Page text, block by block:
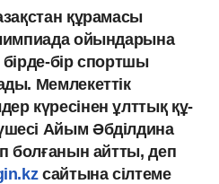
құрамасы
ойындарына
бір спортшы
Мемле­кет­тік
күресінен ұлттық құ­
Айым Әбділдина
болғанын айтты, деп
сайтына сілтеме